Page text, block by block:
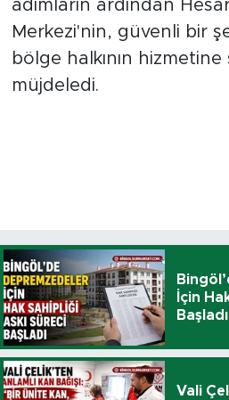
adımların ardından
Merkezi'nin, güvenli bir
bölge halkının hizmetine
müjdeledi.
İçin
Başladı
Vali